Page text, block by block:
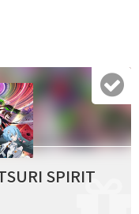
SPIRIT